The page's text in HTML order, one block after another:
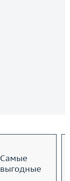
Самые
выгодные